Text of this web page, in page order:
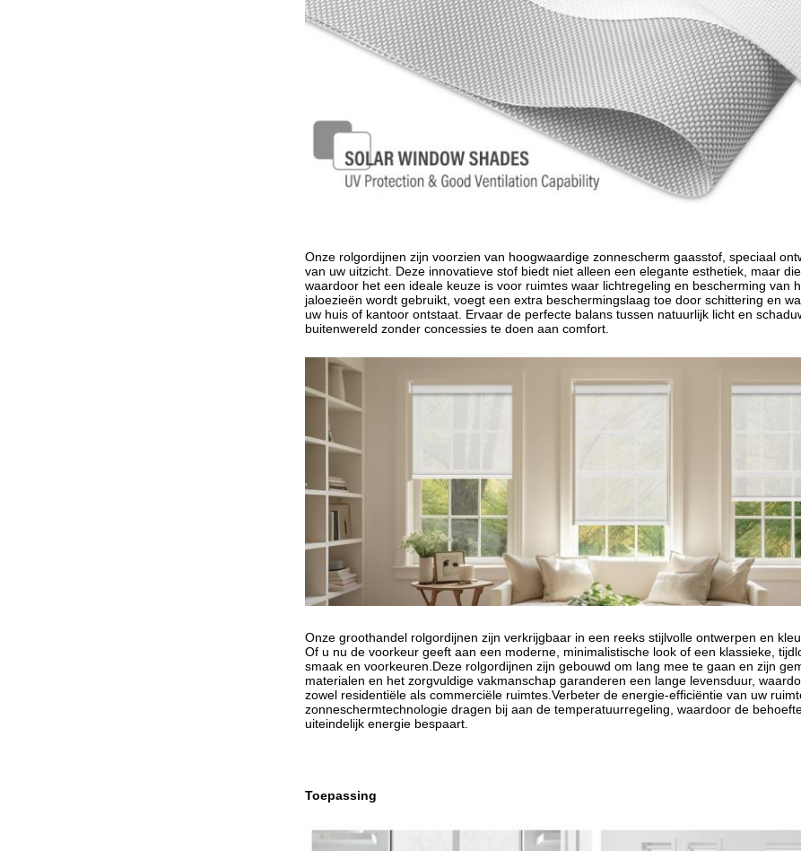
Onze rolgordijnen zijn voorzien van hoogwaardige zonnescherm gaasstof, speciaal
van uw uitzicht. Deze innovatieve stof biedt niet alleen een elegante esthetiek, maar
waardoor het een ideale keuze is voor ruimtes waar lichtregeling en bescherming van
jaloezieën wordt gebruikt, voegt een extra beschermingslaag toe door schittering en
uw huis of kantoor ontstaat. Ervaar de perfecte balans tussen natuurlijk licht en
buitenwereld zonder concessies te doen aan comfort.
Onze groothandel rolgordijnen zijn verkrijgbaar in een reeks stijlvolle ontwerpen en
Of u nu de voorkeur geeft aan een moderne, minimalistische look of een klassieke,
smaak en voorkeuren. Deze rolgordijnen zijn gebouwd om lang mee te gaan en zijn
materialen en het zorgvuldige vakmanschap garanderen een lange levensduur,
zowel residentiële als commerciële ruimtes. Verbeter de energie-efficiëntie van uw
zonneschermtechnologie dragen bij aan de temperatuurregeling, waardoor de
uiteindelijk energie bespaart.
Toepassing